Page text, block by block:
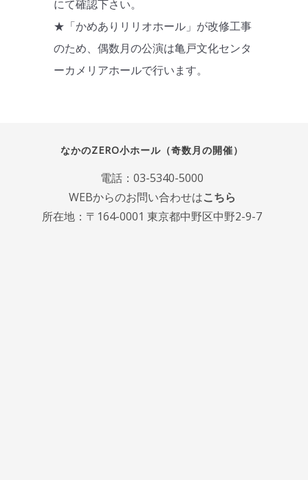
にて確認下さい。
★「かめありリリオホール」が改修工事
のため、偶数月の公演は亀戸文化センタ
ーカメリアホールで行います。
なかのZERO小ホール（奇数月の開催）
電話：03-5340-5000
WEBからのお問い合わせはこちら
所在地：〒164-0001 東京都中野区中野2-9-7